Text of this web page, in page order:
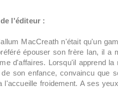
l'éditeur :
MacCreath n'était qu'un
épouser son frère Ian, il
d'affaires. Lorsqu'il apprend
de son enfance, convaincu que
l'accueille froidement. A ses